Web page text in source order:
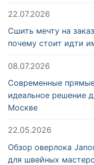
22.07.2026
Сшить мечту на
почему стоит идти
08.07.2026
Современные
идеальное решение
Москве
22.05.2026
Обзор оверлока
для швейных